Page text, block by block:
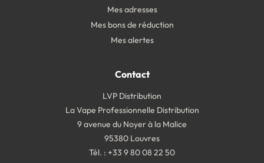
Mes adresses
Mes bons de réduction
Mes alertes
Contact
LVP Distribution
La Vape Professionnelle Distribution
9 avenue du Noyer à la Malice
95380 Louvres
Tél. : +33 9 80 08 22 50